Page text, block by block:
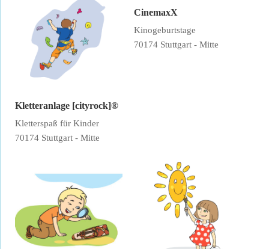
Kletteranlage [cityrock]®
Kletterspaß für Kinder
70174 Stuttgart - Mitte
CinemaxX
Kinogeburtstage
70174 Stuttgart - Mitte